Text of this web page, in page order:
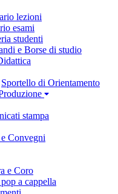
lezioni
esami
studenti
e Borse di studio
Sportello di Orientamento
stampa
Convegni
e Coro
a cappella